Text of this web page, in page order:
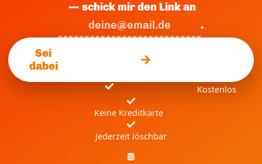
— schick mir den Link an
.
Sei
dabei
Kostenlos
Keine Kreditkarte
Jederzeit löschbar